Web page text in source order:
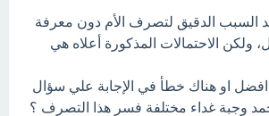
السبب الدقيق لتصرف الأم دون معرفة
ولكن الاحتمالات المذكورة أعلاه هي
افضل او هناك خطأ في الإجابة علي سؤال
وجبة غداء مختلفة فسر هذا التصرف ؟